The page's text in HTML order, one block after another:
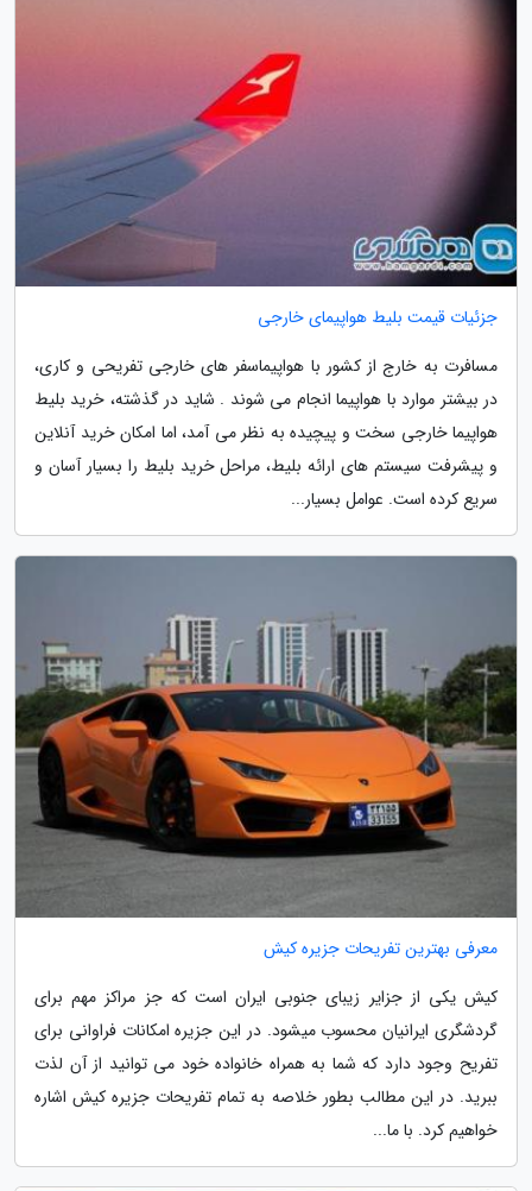
جزئیات قیمت بلیط هواپیمای خارجی
مسافرت به خارج از کشور با هواپیماسفر های خارجی تفریحی و کاری،
در بیشتر موارد با هواپیما انجام می شوند . شاید در گذشته، خرید بلیط
هواپیما خارجی سخت و پیچیده به نظر می آمد، اما امکان خرید آنلاین
و پیشرفت سیستم های ارائه بلیط، مراحل خرید بلیط را بسیار آسان و
سریع کرده است. عوامل بسیار...
معرفی بهترین تفریحات جزیره کیش
کیش یکی از جزایر زیبای جنوبی ایران است که جز مراکز مهم برای
گردشگری ایرانیان محسوب میشود. در این جزیره امکانات فراوانی برای
تفریح وجود دارد که شما به همراه خانواده خود می توانید از آن لذت
ببرید. در این مطالب بطور خلاصه به تمام تفریحات جزیره کیش اشاره
خواهیم کرد. با ما...